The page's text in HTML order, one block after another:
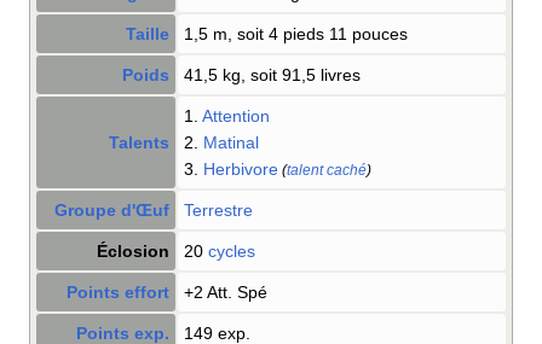
Taille 1,5 m, soit 4 pieds 11 pouces
Poids 41,5 kg, soit 91,5 livres
Talents
1. Attention
2. Matinal
3. Herbivore (talent caché)
Groupe d'Œuf Terrestre
Éclosion 20 cycles
Points effort +2 Att. Spé
Points exp. 149 exp.